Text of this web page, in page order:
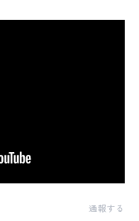
通報する